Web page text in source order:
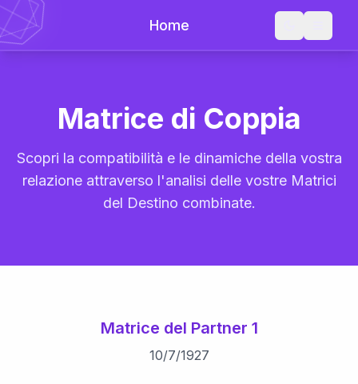
Home
Matrice di Coppia
Scopri la compatibilità e le dinamiche della vostra
relazione attraverso l'analisi delle vostre Matrici
del Destino combinate.
Matrice del Partner 1
10/7/1927